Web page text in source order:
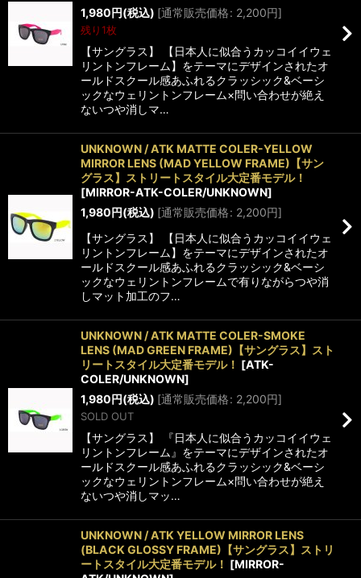
1,980円(税込) [通常販売価格: 2,200円]
残り1枚
【サングラス】 【日本人に似合うカッコイイウェ
リントンフレーム】をテーマにデザインされたオ
ールドスクール感あふれるクラッシック&ベーシ
ックなウェリントンフレーム×問い合わせが絶え
ないつや消しマ…
UNKNOWN / ATK MATTE COLER-YELLOW
MIRROR LENS (MAD YELLOW FRAME)【サン
グラス】ストリートスタイル大定番モデル！
[MIRROR-ATK-COLER/UNKNOWN]
1,980円(税込) [通常販売価格: 2,200円]
【サングラス】 【日本人に似合うカッコイイウェ
リントンフレーム】をテーマにデザインされたオ
ールドスクール感あふれるクラッシック&ベーシ
ックなウェリントンフレームで有りながらつや消
しマット加工のフ…
UNKNOWN / ATK MATTE COLER-SMOKE
LENS (MAD GREEN FRAME)【サングラス】スト
リートスタイル大定番モデル！ [ATK-
COLER/UNKNOWN]
1,980円(税込) [通常販売価格: 2,200円]
SOLD OUT
【サングラス】 『日本人に似合うカッコイイウェ
リントンフレーム』をテーマにデザインされたオ
ールドスクール感あふれるクラッシック&ベーシ
ックなウェリントンフレーム×問い合わせが絶え
ないつや消しマッ…
UNKNOWN / ATK YELLOW MIRROR LENS
(BLACK GLOSSY FRAME)【サングラス】ストリ
ートスタイル大定番モデル！ [MIRROR-